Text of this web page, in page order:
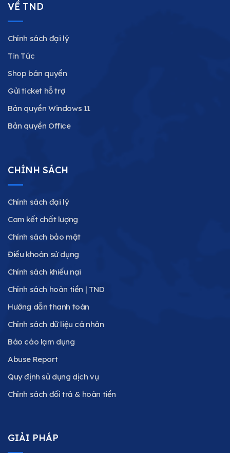
VỀ TND
Chính sách đại lý
Tin Tức
Shop bản quyền
Gửi ticket hỗ trợ
Bản quyền Windows 11
Bản quyền Office
CHÍNH SÁCH
Chính sách đại lý
Cam kết chất lượng
Chính sách bảo mật
Điều khoản sử dụng
Chính sách khiếu nại
Chính sách hoàn tiền | TND
Hướng dẫn thanh toán
Chính sách dữ liệu cá nhân
Báo cáo lạm dụng
Abuse Report
Quy định sử dụng dịch vụ
Chính sách đổi trả & hoàn tiền
GIẢI PHÁP